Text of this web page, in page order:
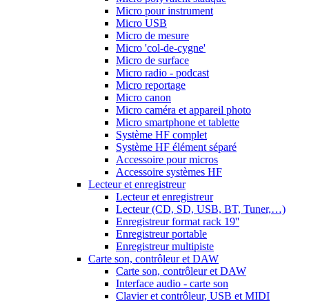
Micro pour instrument
Micro USB
Micro de mesure
Micro 'col-de-cygne'
Micro de surface
Micro radio - podcast
Micro reportage
Micro canon
Micro caméra et appareil photo
Micro smartphone et tablette
Système HF complet
Système HF élément séparé
Accessoire pour micros
Accessoire systèmes HF
Lecteur et enregistreur
Lecteur et enregistreur
Lecteur (CD, SD, USB, BT, Tuner,…)
Enregistreur format rack 19''
Enregistreur portable
Enregistreur multipiste
Carte son, contrôleur et DAW
Carte son, contrôleur et DAW
Interface audio - carte son
Clavier et contrôleur, USB et MIDI